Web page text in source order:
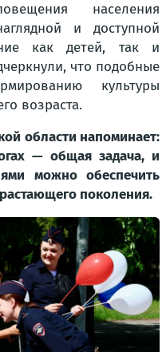
населения
и доступной
как детей, так и
что подобные
культуры
возраста.
области напоминает:
— общая задача, и
можно обеспечить
поколения.